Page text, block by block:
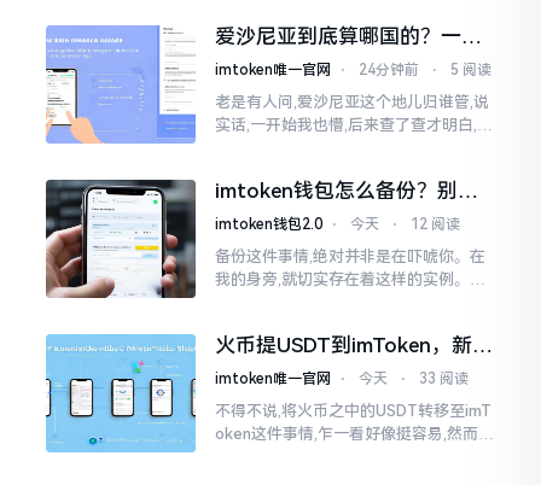
爱沙尼亚到底算哪国的？一文
说清楚这个波罗的海小国
imtoken唯一官网 ⋅ 24分钟前 ⋅ 5 阅读
老是有人问,爱沙尼亚这个地儿归谁管,说
实话,一开始我也懵,后来查了查才明白,爱
就是芬兰。
imtoken钱包怎么备份？别等
丢了才后悔
imtoken钱包2.0 ⋅ 今天 ⋅ 12 阅读
备份这件事情,绝对并非是在吓唬你。在
我的身旁,就切实存在着这样的实例。有
失得无影无踪了
火币提USDT到imToken，新手
最容易踩的坑
imtoken唯一官网 ⋅ 今天 ⋅ 33 阅读
不得不说,将火币之中的USDT转移至imT
oken这件事情,乍一看好像挺容易,然而在